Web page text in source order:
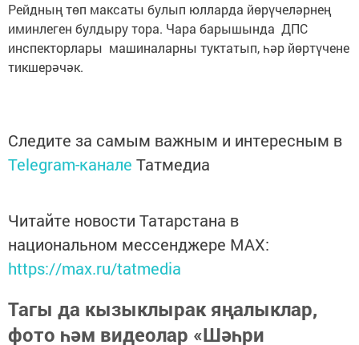
Рейдның төп максаты булып юлларда йөрүчеләрнең
иминлеген булдыру тора. Чара барышында ДПС
инспекторлары машиналарны туктатып, һәр йөртүчене
тикшерәчәк.
Следите за самым важным и интересным в
Telegram-канале Татмедиа
Читайте новости Татарстана в
национальном мессенджере MАХ:
https://max.ru/tatmedia
Тагы да кызыклырак яңалыклар,
фото һәм видеолар «Шәһри